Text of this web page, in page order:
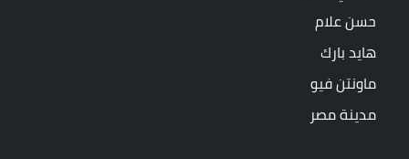
حسن علام
هايد بارك
ماونتن فيو
مدينة مصر